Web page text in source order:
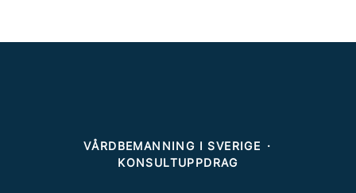
VÅRDBEMANNING I SVERIGE ·
KONSULTUPPDRAG